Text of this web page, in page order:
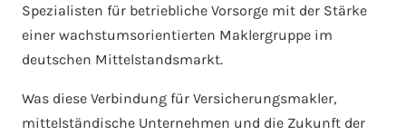
Spezialisten für betriebliche Vorsorge mit der Stärke
einer wachstumsorientierten Maklergruppe im
deutschen Mittelstandsmarkt.
Was diese Verbindung für Versicherungsmakler,
mittelständische Unternehmen und die Zukunft der